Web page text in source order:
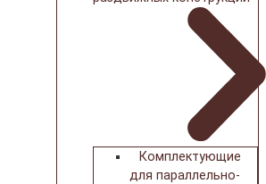
Комплектующие
для параллельно-